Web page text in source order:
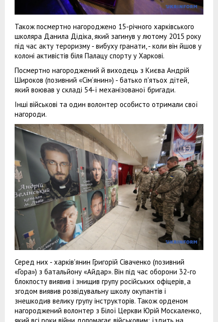
Також посмертно нагороджено 15-річного харківського
школяра Данила Дідіка, який загинув у лютому 2015 року
під час акту тероризму - вибуху гранати, - коли він йшов у
колоні активістів біля Палацу спорту у Харкові.
Посмертно нагороджений й виходець з Києва Андрій
Широков (позивний «Сім’янин») - батько п'ятьох дітей,
який воював у складі 54-ї механізованої бригади.
Інші військові та один волонтер особисто отримали свої
нагороди.
Серед них - харків'янин Григорій Сіваченко (позивний
«Гора») з батальйону «Айдар». Він під час оборони 32-го
блокпосту виявив і знищив групу російських офіцерів, а
згодом виявив розвідувальну школу окупантів і
знешкодив велику групу інструкторів. Також орденом
нагороджений волонтер з Білої Церкви Юрій Москаленко,